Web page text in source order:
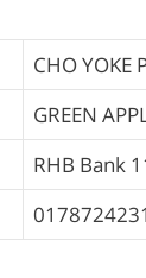
CHO YOKE
GREEN
RHB Bank
0178724231